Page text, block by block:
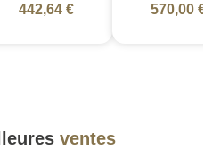
442,64 € 570,00 €
ventes